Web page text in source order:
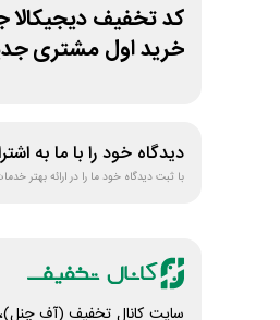
کد تخفیف
خرید اول مشتری
دیدگاه خود را با ما به
با ثبت دیدگاه خود ما را در ارائه بهتر
سایت کانال تخفیف (آف